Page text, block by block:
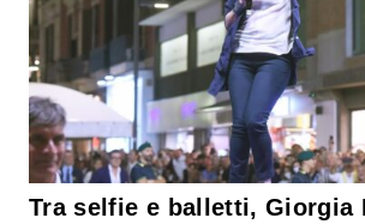
Tra selfie e balletti, Giorgia